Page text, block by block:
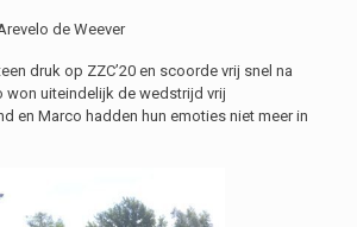
de Weever
druk op ZZC’20 en scoorde vrij snel na
won uiteindelijk de wedstrijd vrij
en Marco hadden hun emoties niet meer in